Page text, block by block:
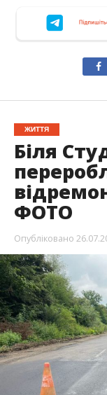
ЖИТТЯ
Біля
ФОТО
Опубліковано